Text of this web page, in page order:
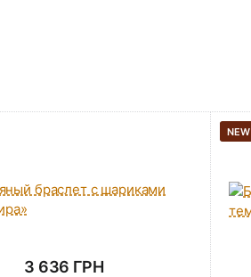
3 636 ГРН
NEW